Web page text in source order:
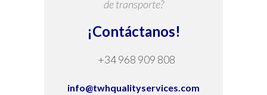
de transporte?
¡Contáctanos!
+34 968 909 808
info@twhqualityservices.com